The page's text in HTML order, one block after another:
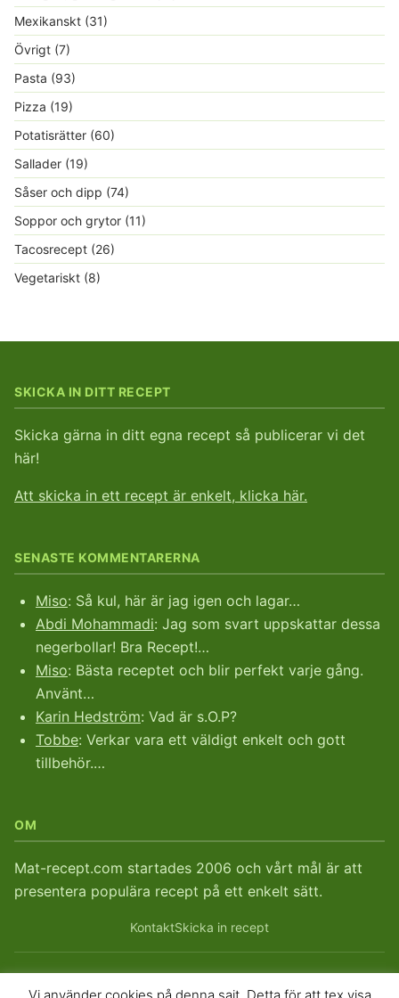
Mexikanskt (31)
Övrigt (7)
Pasta (93)
Pizza (19)
Potatisrätter (60)
Sallader (19)
Såser och dipp (74)
Soppor och grytor (11)
Tacosrecept (26)
Vegetariskt (8)
SKICKA IN DITT RECEPT
Skicka gärna in ditt egna recept så publicerar vi det
här!
Att skicka in ett recept är enkelt, klicka här.
SENASTE KOMMENTARERNA
Miso: Så kul, här är jag igen och lagar…
Abdi Mohammadi: Jag som svart uppskattar dessa
negerbollar! Bra Recept!…
Miso: Bästa receptet och blir perfekt varje gång.
Använt…
Karin Hedström: Vad är s.O.P?
Tobbe: Verkar vara ett väldigt enkelt och gott
tillbehör.…
OM
Mat-recept.com startades 2006 och vårt mål är att
presentera populära recept på ett enkelt sätt.
KontaktSkicka in recept